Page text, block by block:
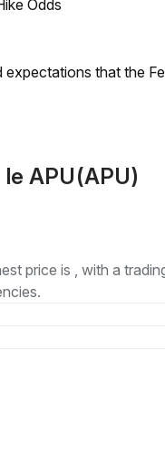
Odds
that the
APU(APU)
price is , with a